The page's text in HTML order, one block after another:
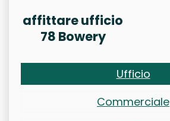
affittare ufficio
78 Bowery
Ufficio
Commerciale